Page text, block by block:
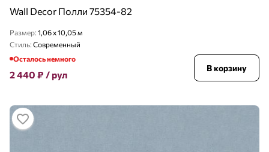
Wall Decor Полли 75354-82
Размер: 1,06 x 10,05 м
Стиль: Современный
Осталось немного
2 440 ₽ / рул
В корзину